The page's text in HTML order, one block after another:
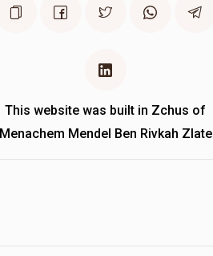
This website was built in Zchus of
Menachem Mendel Ben Rivkah Zlate